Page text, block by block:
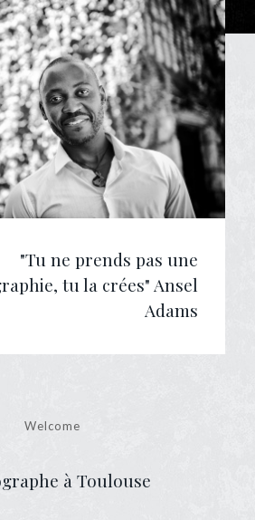
"Tu ne prends pas une
tu la crées" Ansel
Adams
Welcome
à Toulouse